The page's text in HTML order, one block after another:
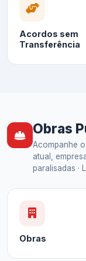
Acordos sem
Transferência
Obras
Acompanhe
atual,
paralisadas ·
Obras